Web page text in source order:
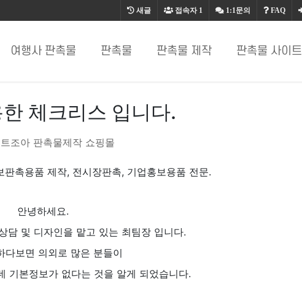
FAQ
1:1문의
접속자1
새글
여행사 판촉물 판촉물 판촉물 제작 판촉물 사이트
체크리스 입니다.
판촉용품 제작, 전시장판촉, 기업홍보용품 전문.
안녕하세요.
담 및 디자인을 맡고 있는 최팀장 입니다.
다보면 의외로 많은 분들이
기본정보가 없다는 것을 알게 되었습니다.